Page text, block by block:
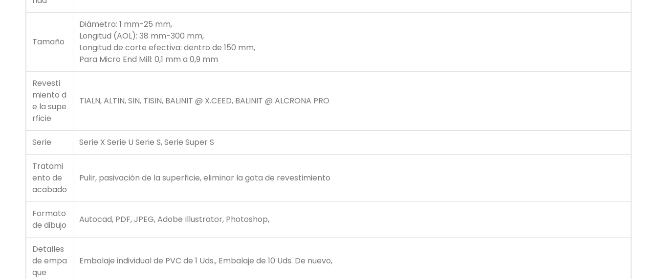
Tamaño
Diámetro: 1 mm-25 mm,
Longitud (AOL): 38 mm-300 mm,
Longitud de corte efectiva: dentro de 150 mm,
Para Micro End Mill: 0,1 mm a 0,9 mm
Revesti
miento d
e la supe
rficie
TIALN, ALTIN, SIN, TISIN, BALINIT @ X.CEED, BALINIT @ ALCRONA PRO
Serie Serie X Serie U Serie S, Serie Super S
Tratami
ento de
acabado
Pulir, pasivación de la superficie, eliminar la gota de revestimiento
Formato
de dibujo
Autocad, PDF, JPEG, Adobe Illustrator, Photoshop,
Detalles
de empa
que
Embalaje individual de PVC de 1 Uds., Embalaje de 10 Uds. De nuevo,